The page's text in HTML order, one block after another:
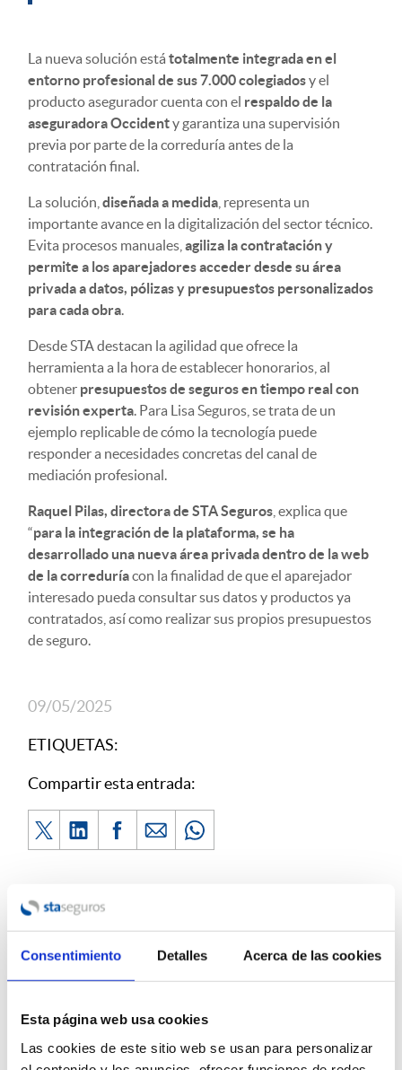
Consentimiento Detalles Acerca de las cookies
Esta página web usa cookies
Las cookies de este sitio web se usan para personalizar
La nueva solución está totalmente integrada en el
entorno profesional de sus 7.000 colegiadosy el
producto asegurador cuenta con el respaldo de la
aseguradora Occidenty garantiza una supervisión
previa por parte de la correduría antes de la
contratación final.
La solución, diseñada a medida , representa un
importante avance en la digitalización del sector técnico.
Evita procesos manuales, agiliza la contratación y
permite a los aparejadores acceder desde su área
privada a datos, pólizas y presupuestos personalizados
para cada obra.
Desde STA destacan la agilidad que ofrece la
herramienta a la hora de establecer honorarios, al
obtener presupuestos de seguros en tiempo real con
revisión experta. Para Lisa Seguros, se trata de un
ejemplo replicable de cómo la tecnología puede
responder a necesidades concretas del canal de
mediación profesional.
Raquel Pilas, directora de STA Seguros , explica que
“para la integración de la plataforma, se ha
desarrollado una nueva área privada dentro de la web
de la correduríacon la finalidad de que el aparejador
interesado pueda consultar sus datos y productos ya
contratados, así como realizar sus propios presupuestos
de seguro.
09/05/2025
ETIQUETAS:
Compartir esta entrada:
ÚLTIMAS NOTICIAS
Incendios Forestales: Cómo Actuar con el
Seguro ante Daños en Viviendas, Negocios o